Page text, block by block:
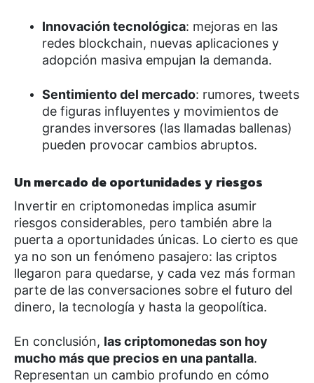
Innovación tecnológica: mejoras en las
redes blockchain, nuevas aplicaciones y
adopción masiva empujan la demanda.
Sentimiento del mercado: rumores, tweets
de figuras influyentes y movimientos de
grandes inversores (las llamadas ballenas)
pueden provocar cambios abruptos.
Un mercado de oportunidades y riesgos
Invertir en criptomonedas implica asumir
riesgos considerables, pero también abre la
puerta a oportunidades únicas. Lo cierto es que
ya no son un fenómeno pasajero: las criptos
llegaron para quedarse, y cada vez más forman
parte de las conversaciones sobre el futuro del
dinero, la tecnología y hasta la geopolítica.
En conclusión, las criptomonedas son hoy
mucho más que precios en una pantalla.
Representan un cambio profundo en cómo